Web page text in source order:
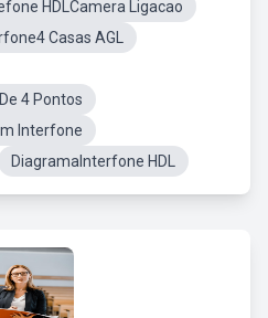
HDLCamera Ligacao
Casas AGL
4 Pontos
Interfone
DiagramaInterfone HDL